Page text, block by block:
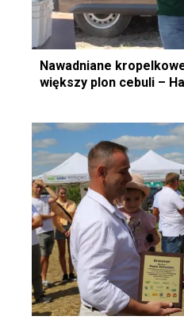
Nawadniane
większy plon cebuli –